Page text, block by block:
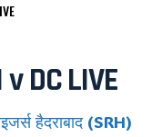
DC LIVE
हैदराबाद (SRH)